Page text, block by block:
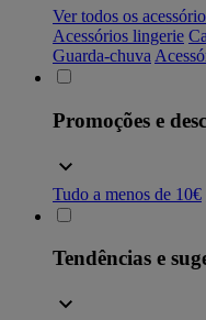
Ver todos os
Acessórios lingerie
Guarda-chuva
Promoções e
Tudo a menos de 10€
Tendências e